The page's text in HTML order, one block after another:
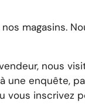
magasins.
nous
une enquête,
inscrivez